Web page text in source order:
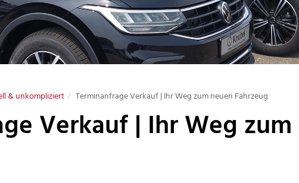
& unkompliziert Terminanfrage Verkauf | Ihr Weg zum neuen Fahrzeug
Verkauf | Ihr Weg